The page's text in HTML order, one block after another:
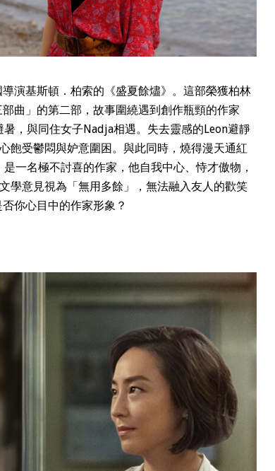
演基斯頓．柏索的《盛夏餘燼》。這部榮獲柏林
曲」的第二部，故事圍繞遇到創作瓶頸的作家
，與同住女子Nadja相遇。失去靈感的Leon避靜
飽受鬱悶與妒意圍困。與此同時，燒得漫天通紅
一名極不討喜的作家，他自我中心、恃才傲物，
學意見視為「無用多餘」，無法融入友人的歡笑
你心目中的作家形象？